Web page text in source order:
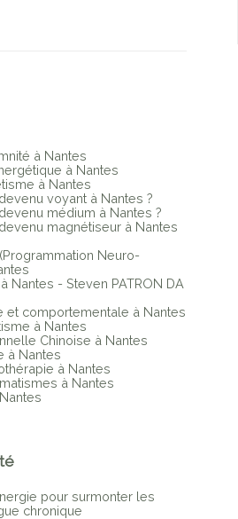
à Nantes
à Nantes
à Nantes
voyant à Nantes ?
médium à Nantes ?
magnétiseur à Nantes
Neuro-
Nantes - Steven PATRON DA
et comportementale à Nantes
à Nantes
Chinoise à Nantes
à Nantes
à Nantes
à Nantes
pour surmonter les
chronique